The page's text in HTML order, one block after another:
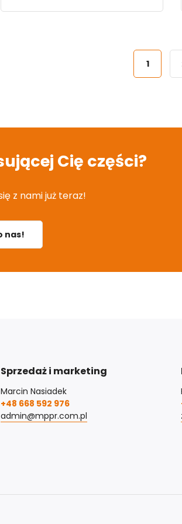
1
Cię części?
z nami już teraz!
nas!
Sprzedaż i marketing
Marcin Nasiadek
+48 668 592 976
admin@mppr.com.pl